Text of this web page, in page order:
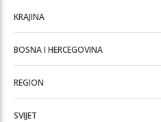
KRAJINA
BOSNA I HERCEGOVINA
REGION
SVIJET